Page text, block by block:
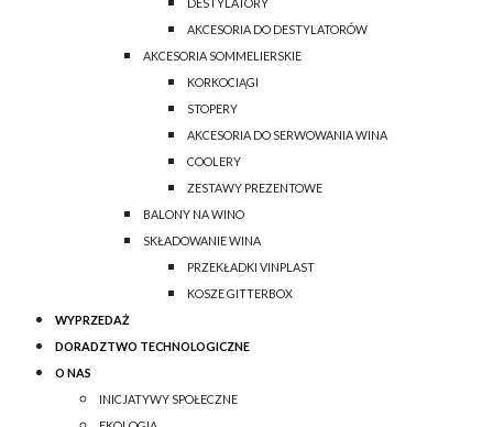
AKCESORIA DO DESTYLATORÓW
AKCESORIA SOMMELIERSKIE
KORKOCIĄGI
STOPERY
AKCESORIA DO SERWOWANIA WINA
COOLERY
ZESTAWY PREZENTOWE
BALONY NA WINO
SKŁADOWANIE WINA
PRZEKŁADKI VINPLAST
KOSZE GITTERBOX
WYPRZEDAŻ
DORADZTWO TECHNOLOGICZNE
O NAS
INICJATYWY SPOŁECZNE